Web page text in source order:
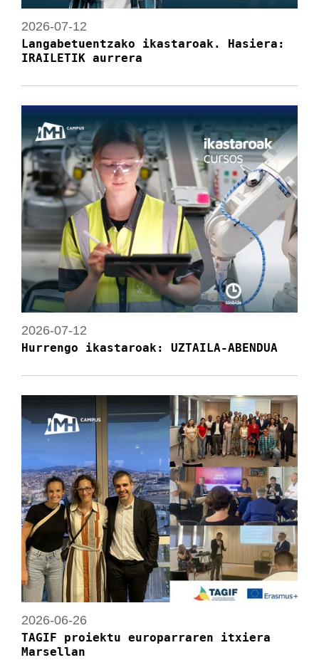
2026-07-12
Langabetuentzako ikastaroak. Hasiera:
IRAILETIK aurrera
2026-07-12
Hurrengo ikastaroak: UZTAILA-ABENDUA
2026-06-26
TAGIF proiektu europarraren itxiera
Marsellan